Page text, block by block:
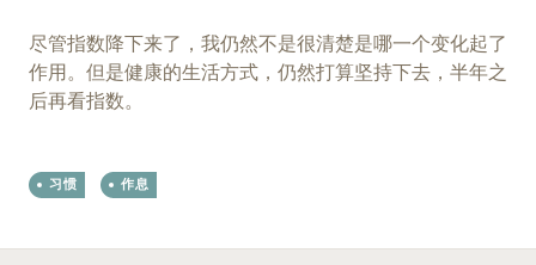
尽管指数降下来了，我仍然不是很清楚是哪一个变化起了
作用。但是健康的生活方式，仍然打算坚持下去，半年之
后再看指数。
习惯 作息